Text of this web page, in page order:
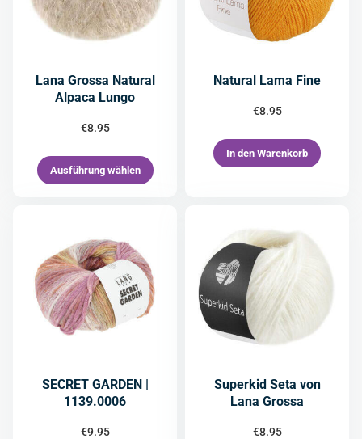
Lana Grossa Natural
Alpaca Lungo
€8.95
Ausführung wählen
Natural Lama Fine
€8.95
In den Warenkorb
SECRET GARDEN |
1139.0006
€9.95
Superkid Seta von
Lana Grossa
€8.95